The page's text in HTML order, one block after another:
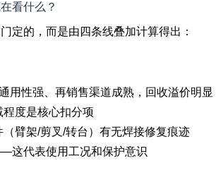
看什么？
定的，而是由四条线叠加计算得出：
用性强、再销售渠道成熟，回收溢价明显
度是核心扣分项
臂架/剪叉/转台）有无焊接修复痕迹
这代表使用工况和保护意识